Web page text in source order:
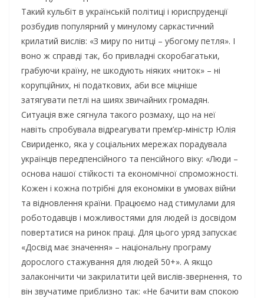
Такий кульбіт в українській політиці і юриспруденції
розбудив популярний у минулому саркастичний
крилатий вислів: «З миру по нитці – убогому петля». І
воно ж справді так, бо привладні скоробагатьки,
грабуючи країну, не шкодують ніяких «ниток» – ні
корупційних, ні податкових, аби все міцніше
затягувати петлі на шиях звичайних громадян.
Ситуація вже сягнула такого розмаху, що на неї
навіть спробувала відреагувати прем’єр-міністр Юлія
Свириденко, яка у соціальних мережах порадувала
українців передпенсійного та пенсійного віку: «Люди –
основа нашої стійкості та економічної спроможності.
Кожен і кожна потрібні для економіки в умовах війни
та відновлення країни. Працюємо над стимулами для
роботодавців і можливостями для людей із досвідом
повертатися на ринок праці. Для цього уряд запускає
«Досвід має значення» – національну програму
дорослого стажування для людей 50+». А якщо
залаконічити чи закрилатити цей вислів-звернення, то
він звучатиме приблизно так: «Не бачити вам спокою